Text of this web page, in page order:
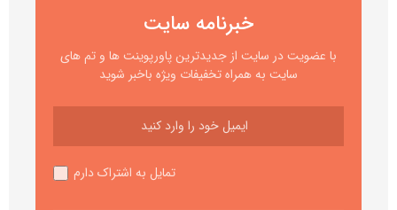
خبرنامه سایت
با عضویت در سایت از جدیدترین پاورپوینت ها و تم های
سایت به همراه تخفیفات ویژه باخبر شوید
تمایل به اشتراک دارم